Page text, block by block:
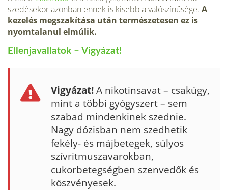
szedésekor azonban ennek is kisebb a valószínűsége. A
kezelés megszakítása után természetesen ez is
nyomtalanul elmúlik.
Ellenjavallatok – Vigyázat!
Vigyázat!A nikotinsavat – csakúgy,
mint a többi gyógyszert – sem
szabad mindenkinek szednie.
Nagy dózisban nem szedhetik
fekély- és májbetegek, súlyos
szívritmuszavarokban,
cukorbetegségben szenvedők és
köszvényesek.